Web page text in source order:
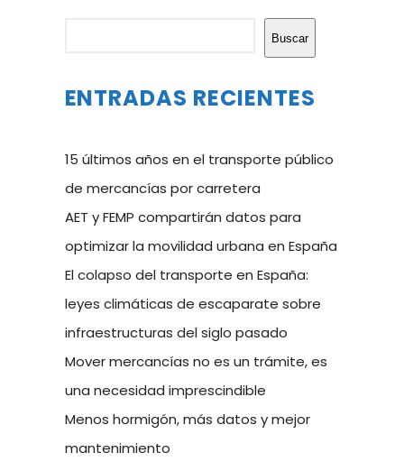
Buscar
ENTRADAS RECIENTES
15 últimos años en el transporte público
de mercancías por carretera
AET y FEMP compartirán datos para
optimizar la movilidad urbana en España
El colapso del transporte en España:
leyes climáticas de escaparate sobre
infraestructuras del siglo pasado
Mover mercancías no es un trámite, es
una necesidad imprescindible
Menos hormigón, más datos y mejor
mantenimiento